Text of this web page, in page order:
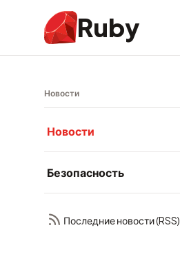
Ruby
Новости
Новости
Безопасность
Последние новости (RSS)